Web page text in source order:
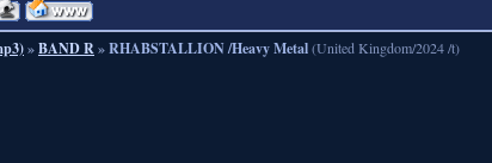
»BAND R»RHABSTALLION /Heavy Metal(United Kingdom/2024 /t)